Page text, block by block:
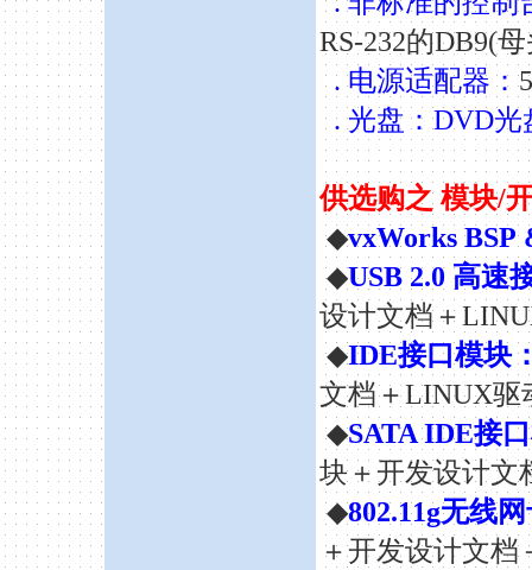
RS-232的DB9(
. 电源适配器：
. 光盘：DVD光
供选购之 模块/
◆vxWorks BSP
◆USB 2.0 高速
设计文档＋
◆IDE接口模块
文档＋LINUX驱
◆SATA IDE接
块＋开发设计文
◆802.11g无线
＋开发设计文